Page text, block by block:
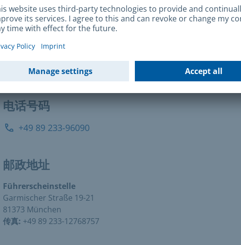
Führerscheinstelle
互联网地址
发送电子邮件
电话号码
+49 89 233-96090
邮政地址
Führerscheinstelle
Garmischer Straße 19-21
81373 München
传真: +49 89 233-12768757